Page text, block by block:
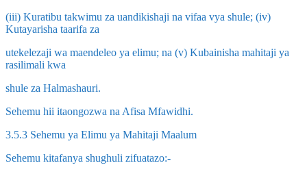
(iii) Kuratibu takwimu za uandikishaji na vifaa vya shule; (iv)
Kutayarisha taarifa za
utekelezaji wa maendeleo ya elimu; na (v) Kubainisha mahitaji ya
rasilimali kwa
shule za Halmashauri.
Sehemu hii itaongozwa na Afisa Mfawidhi.
3.5.3 Sehemu ya Elimu ya Mahitaji Maalum
Sehemu kitafanya shughuli zifuatazo:-